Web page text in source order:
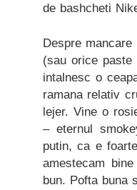
de bashcheti
Despre
(sau orice
intalnesc o
ramana relativ
lejer. Vine o
– eternul
putin, ca e
amestecam
bun. Pofta buna